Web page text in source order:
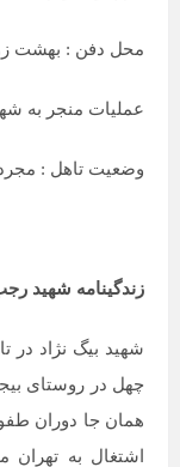
محل دفن : بهشت
عملیات منجر به
وضعیت تاهل :
زندگینامه شهید
شهید بیگ نژاد در
چهل در روستای
همان جا دوران
اشتغال به